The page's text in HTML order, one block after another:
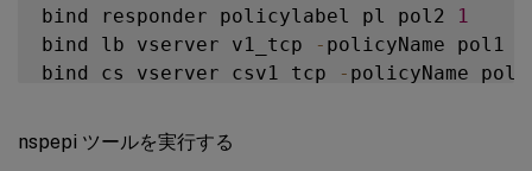
bind responder policylabel pl pol2
1
bind lb vserver v1_tcp
- policyName pol1
bind cs vserver csv1_tcp
- policyName
bind cs vserver csv1_tcp
bind cr vserver crv1_tcp
nspepi ツールを実行する